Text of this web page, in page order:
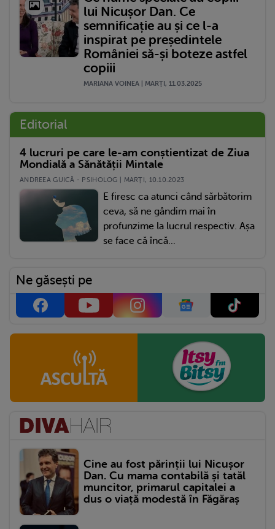
lui Nicușor Dan. Ce
semnificație au și ce l-a
inspirat pe președintele
României să-și boteze astfel
copiii
MARIANA VOINEA | MARŢI, 11.03.2025
Editorial
4 lucruri pe care le-am conștientizat de Ziua
Mondială a Sănătății Mintale
ANDREEA GUICĂ - PSIHOLOG | MARŢI, 10.10.2023
E firesc ca atunci când sărbătorim
ceva, să ne gândim mai în
profunzime la lucrul respectiv. Așa
se face că încă...
Ne găsești pe
Cine au fost părinții lui Nicușor
Dan. Cu mama contabilă și tatăl
muncitor, primarul capitalei a
dus o viață modestă în Făgăraș